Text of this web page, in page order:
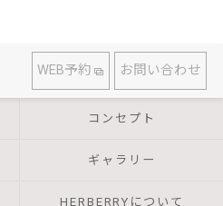
WEB予約 お問い合わせ
コンセプト
ギャラリー
HERBERRYについて